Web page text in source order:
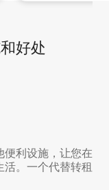
好处
便利设施，让您在
。一个代替转租